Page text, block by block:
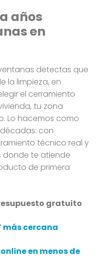
años
en
detectas que
la limpieza, en
el cerramiento
tu zona
Lo hacemos como
con
técnico real y
donde te atiende
de primera
gratuito
más cercana
en menos de